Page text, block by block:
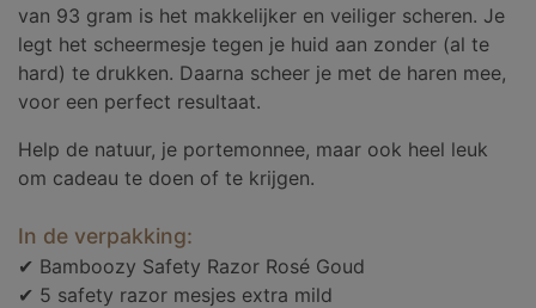
van 93 gram is het makkelijker en veiliger scheren. Je
legt het scheermesje tegen je huid aan zonder (al te
hard) te drukken. Daarna scheer je met de haren mee,
voor een perfect resultaat.
Help de natuur, je portemonnee, maar ook heel leuk
om cadeau te doen of te krijgen.
In de verpakking:
✔ Bamboozy Safety Razor Rosé Goud
✔ 5 safety razor mesjes extra mild